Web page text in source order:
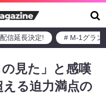
信延長決定! # M-1グラン
見た」と感嘆
る迫力満点の